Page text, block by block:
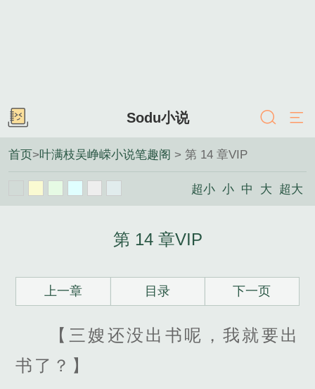
Sodu小说
首页>叶满枝吴峥嵘小说笔趣阁 > 第 14 章VIP
超小 小 中 大 超大
第 14 章VIP
上一章 目录 下一页
【三嫂还没出书呢，我就要出
书了？】